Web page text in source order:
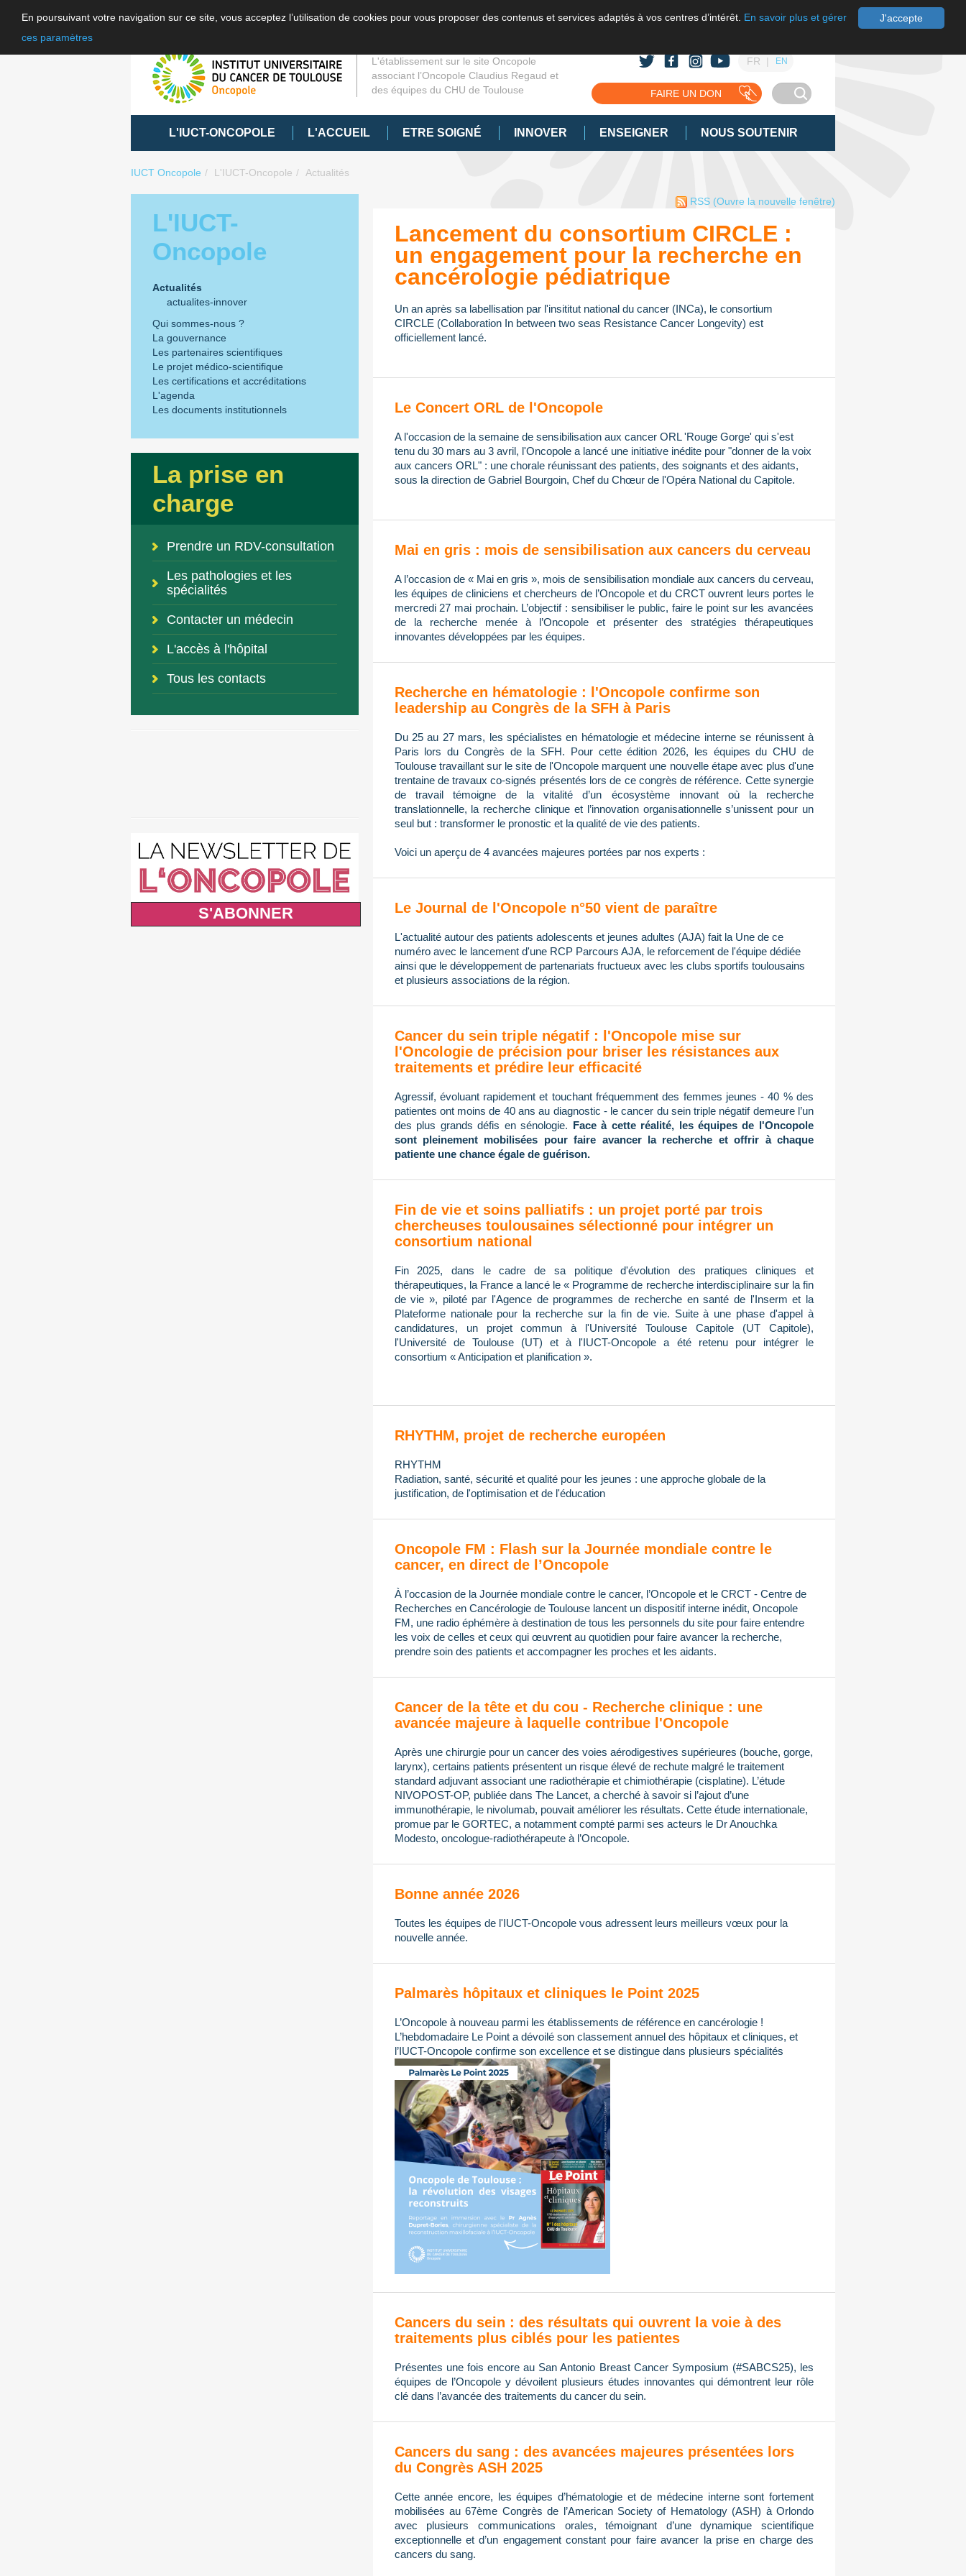
J'accepte
En poursuivant votre navigation sur ce site, vous acceptez l’utilisation de cookies pour vous proposer des contenus et services adaptés à vos centres d’intérêt. En savoir plus et gérer
ces paramètres
L'établissement sur le site Oncopole
associant l’Oncopole Claudius Regaud et
des équipes du CHU de Toulouse
FR EN
FAIRE UN DON
L'IUCT-ONCOPOLE L'ACCUEIL ETRE SOIGNÉ INNOVER ENSEIGNER NOUS SOUTENIR
IUCT Oncopole L'IUCT-Oncopole Actualités
L'IUCT-
Oncopole
Actualités
actualites-innover
Qui sommes-nous ?
La gouvernance
Les partenaires scientifiques
Le projet médico-scientifique
Les certifications et accréditations
L'agenda
Les documents institutionnels
La prise en
charge
Prendre un RDV-consultation
Les pathologies et les
spécialités
Contacter un médecin
L'accès à l'hôpital
Tous les contacts
S'ABONNER
RSS (Ouvre la nouvelle fenêtre)
Lancement du consortium CIRCLE :
un engagement pour la recherche en
cancérologie pédiatrique
Un an après sa labellisation par l'insititut national du cancer (INCa), le consortium
CIRCLE (Collaboration In between two seas Resistance Cancer Longevity) est
officiellement lancé.
Le Concert ORL de l'Oncopole
A l'occasion de la semaine de sensibilisation aux cancer ORL 'Rouge Gorge' qui s'est
tenu du 30 mars au 3 avril, l'Oncopole a lancé une initiative inédite pour "donner de la voix
aux cancers ORL" : une chorale réunissant des patients, des soignants et des aidants,
sous la direction de Gabriel Bourgoin, Chef du Chœur de l'Opéra National du Capitole.
Mai en gris : mois de sensibilisation aux cancers du cerveau
A l’occasion de « Mai en gris », mois de sensibilisation mondiale aux cancers du cerveau,
les équipes de cliniciens et chercheurs de l’Oncopole et du CRCT ouvrent leurs portes le
mercredi 27 mai prochain. L’objectif : sensibiliser le public, faire le point sur les avancées
de la recherche menée à l’Oncopole et présenter des stratégies thérapeutiques
innovantes développées par les équipes.
Recherche en hématologie : l'Oncopole confirme son
leadership au Congrès de la SFH à Paris
Du 25 au 27 mars, les spécialistes en hématologie et médecine interne se réunissent à
Paris lors du Congrès de la SFH. Pour cette édition 2026, les équipes du CHU de
Toulouse travaillant sur le site de l'Oncopole marquent une nouvelle étape avec plus d'une
trentaine de travaux co-signés présentés lors de ce congrès de référence. Cette synergie
de travail témoigne de la vitalité d’un écosystème innovant où la recherche
translationnelle, la recherche clinique et l’innovation organisationnelle s’unissent pour un
seul but : transformer le pronostic et la qualité de vie des patients.
Voici un aperçu de 4 avancées majeures portées par nos experts :
Le Journal de l'Oncopole n°50 vient de paraître
L'actualité autour des patients adolescents et jeunes adultes (AJA) fait la Une de ce
numéro avec le lancement d'une RCP Parcours AJA, le reforcement de l'équipe dédiée
ainsi que le développement de partenariats fructueux avec les clubs sportifs toulousains
et plusieurs associations de la région.
Cancer du sein triple négatif : l'Oncopole mise sur
l'Oncologie de précision pour briser les résistances aux
traitements et prédire leur efficacité
Agressif, évoluant rapidement et touchant fréquemment des femmes jeunes - 40 % des
patientes ont moins de 40 ans au diagnostic - le cancer du sein triple négatif demeure l’un
des plus grands défis en sénologie. Face à cette réalité, les équipes de l'Oncopole
sont pleinement mobilisées pour faire avancer la recherche et offrir à chaque
patiente une chance égale de guérison.
Fin de vie et soins palliatifs : un projet porté par trois
chercheuses toulousaines sélectionné pour intégrer un
consortium national
Fin 2025, dans le cadre de sa politique d'évolution des pratiques cliniques et
thérapeutiques, la France a lancé le « Programme de recherche interdisciplinaire sur la fin
de vie », piloté par l'Agence de programmes de recherche en santé de l'Inserm et la
Plateforme nationale pour la recherche sur la fin de vie. Suite à une phase d'appel à
candidatures, un projet commun à l'Université Toulouse Capitole (UT Capitole),
l'Université de Toulouse (UT) et à l'IUCT-Oncopole a été retenu pour intégrer le
consortium « Anticipation et planification ».
RHYTHM, projet de recherche européen
RHYTHM
Radiation, santé, sécurité et qualité pour les jeunes : une approche globale de la
justification, de l'optimisation et de l'éducation
Oncopole FM : Flash sur la Journée mondiale contre le
cancer, en direct de l’Oncopole
À l’occasion de la Journée mondiale contre le cancer, l’Oncopole et le CRCT - Centre de
Recherches en Cancérologie de Toulouse lancent un dispositif interne inédit, Oncopole
FM, une radio éphémère à destination de tous les personnels du site pour faire entendre
les voix de celles et ceux qui œuvrent au quotidien pour faire avancer la recherche,
prendre soin des patients et accompagner les proches et les aidants.
Cancer de la tête et du cou - Recherche clinique : une
avancée majeure à laquelle contribue l'Oncopole
Après une chirurgie pour un cancer des voies aérodigestives supérieures (bouche, gorge,
larynx), certains patients présentent un risque élevé de rechute malgré le traitement
standard adjuvant associant une radiothérapie et chimiothérapie (cisplatine). L’étude
NIVOPOST-OP, publiée dans The Lancet, a cherché à savoir si l’ajout d’une
immunothérapie, le nivolumab, pouvait améliorer les résultats. Cette étude internationale,
promue par le GORTEC, a notamment compté parmi ses acteurs le Dr Anouchka
Modesto, oncologue-radiothérapeute à l’Oncopole.
Bonne année 2026
Toutes les équipes de l'IUCT-Oncopole vous adressent leurs meilleurs vœux pour la
nouvelle année.
Palmarès hôpitaux et cliniques le Point 2025
L’Oncopole à nouveau parmi les établissements de référence en cancérologie !
L’hebdomadaire Le Point a dévoilé son classement annuel des hôpitaux et cliniques, et
l’IUCT-Oncopole confirme son excellence et se distingue dans plusieurs spécialités
Cancers du sein : des résultats qui ouvrent la voie à des
traitements plus ciblés pour les patientes
Présentes une fois encore au San Antonio Breast Cancer Symposium (#SABCS25), les
équipes de l’Oncopole y dévoilent plusieurs études innovantes qui démontrent leur rôle
clé dans l’avancée des traitements du cancer du sein.
Cancers du sang : des avancées majeures présentées lors
du Congrès ASH 2025
Cette année encore, les équipes d’hématologie et de médecine interne sont fortement
mobilisées au 67ème Congrès de l’American Society of Hematology (ASH) à Orlondo
avec plusieurs communications orales, témoignant d’une dynamique scientifique
exceptionnelle et d’un engagement constant pour faire avancer la prise en charge des
cancers du sang.